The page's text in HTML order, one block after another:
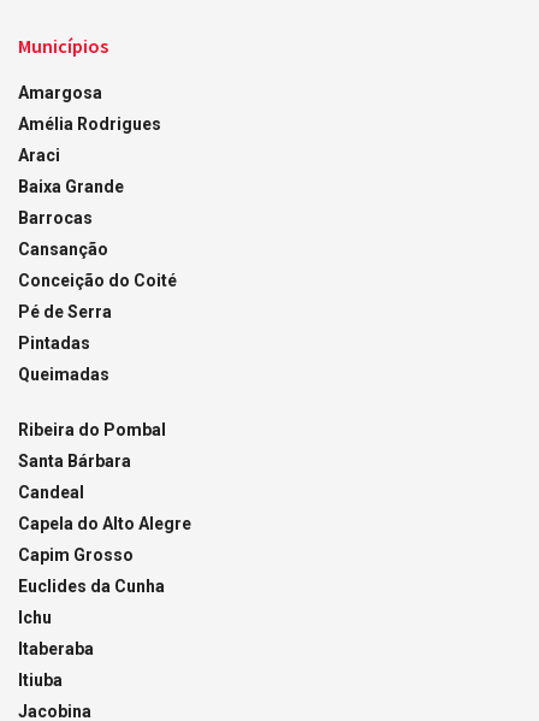
Municípios
Amargosa
Amélia Rodrigues
Araci
Baixa Grande
Barrocas
Cansanção
Conceição do Coité
Pé de Serra
Pintadas
Queimadas
Ribeira do Pombal
Santa Bárbara
Candeal
Capela do Alto Alegre
Capim Grosso
Euclides da Cunha
Ichu
Itaberaba
Itiuba
Jacobina